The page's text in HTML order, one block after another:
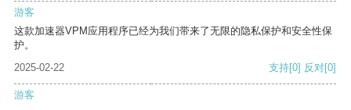
游客
这款加速器VPM应用程序已经为我们带来了无限的隐私保护和安全性保
护。
2025-02-22
支持[0] 反对[0]
游客